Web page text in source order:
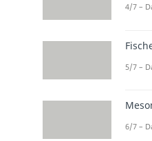
4/7 –
5/7 –
6/7 –